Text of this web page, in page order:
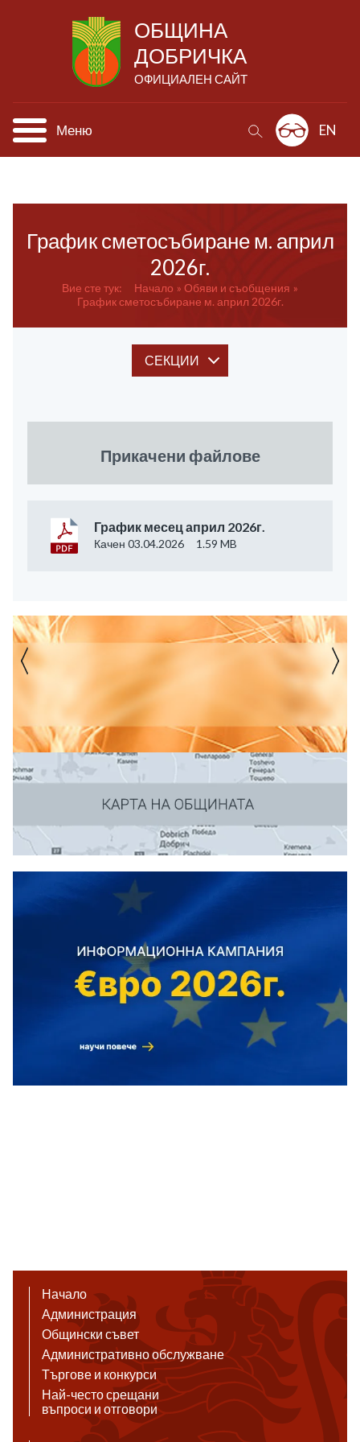
ОБЩИНА
ДОБРИЧКА
ОФИЦИАЛЕН САЙТ
Меню EN
График сметосъбиране м. април
2026г.
Вие сте тук: Начало
Обяви и съобщения
График сметосъбиране м. април 2026г.
СЕКЦИИ
Прикачени файлове
График месец април 2026г.
Качен 03.04.2026 1.59 MB
Начало
Администрация
Общински съвет
Административно обслужване
Търгове и конкурси
Най-често срещани
въпроси и отговори